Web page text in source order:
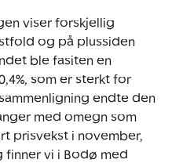
viser forskjellig
og på plussiden
ble fasiten en
som er sterkt for
endte den
med omegn som
prisvekst i november,
finner vi i Bodø med